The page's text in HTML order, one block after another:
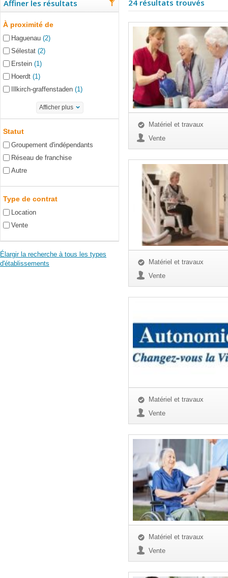
Affiner les résultats
À proximité de
Haguenau (2)
Sélestat (2)
Erstein (1)
Hoerdt (1)
Illkirch-graffenstaden (1)
Afficher plus
Statut
Groupement d'indépendants
Réseau de franchise
Autre
Type de contrat
Location
Vente
Élargir la recherche à tous les types
d'établissements
24 résultats trouvés
Matériel et travaux
Vente
Matériel et travaux
Vente
Matériel et travaux
Vente
Matériel et travaux
Vente